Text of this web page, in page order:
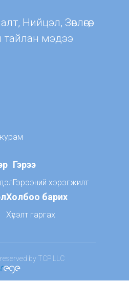
Нийцэл, Зөвлөгөө,
мэдээ
Гэрээ
Гэрээний хэрэгжилт
Холбоо барих
Хүсэлт гаргах
by TCP LLC